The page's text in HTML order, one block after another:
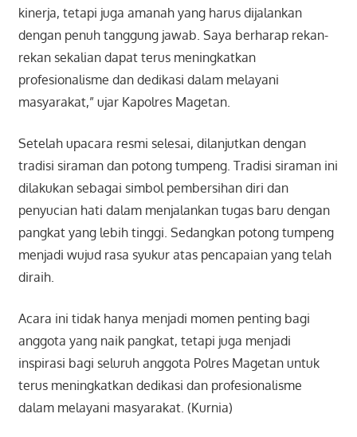
kinerja, tetapi juga amanah yang harus dijalankan
dengan penuh tanggung jawab. Saya berharap rekan-
rekan sekalian dapat terus meningkatkan
profesionalisme dan dedikasi dalam melayani
masyarakat,” ujar Kapolres Magetan.
Setelah upacara resmi selesai, dilanjutkan dengan
tradisi siraman dan potong tumpeng. Tradisi siraman ini
dilakukan sebagai simbol pembersihan diri dan
penyucian hati dalam menjalankan tugas baru dengan
pangkat yang lebih tinggi. Sedangkan potong tumpeng
menjadi wujud rasa syukur atas pencapaian yang telah
diraih.
Acara ini tidak hanya menjadi momen penting bagi
anggota yang naik pangkat, tetapi juga menjadi
inspirasi bagi seluruh anggota Polres Magetan untuk
terus meningkatkan dedikasi dan profesionalisme
dalam melayani masyarakat. (Kurnia)